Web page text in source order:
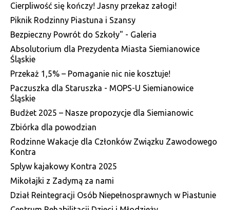
Cierpliwość się kończy! Jasny przekaz załogi!
Piknik Rodzinny Piastuna i Szansy
Bezpieczny Powrót do Szkoły" - Galeria
Absolutorium dla Prezydenta Miasta Siemianowice
Śląskie
Przekaż 1,5% – Pomaganie nic nie kosztuje!
Paczuszka dla Staruszka - MOPS-U Siemianowice
Śląskie
Budżet 2025 – Nasze propozycje dla Siemianowic
Zbiórka dla powodzian
Rodzinne Wakacje dla Członków Związku Zawodowego
Kontra
Splyw kajakowy Kontra 2025
Mikołajki z Zadymą za nami
Dział Reintegracji Osób Niepełnosprawnych w Piastunie